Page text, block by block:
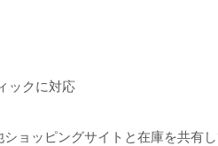
ックに対応
ョッピングサイトと在庫を共有し